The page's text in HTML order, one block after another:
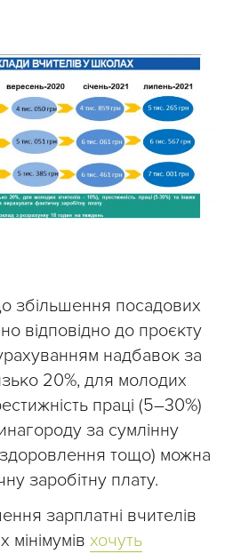
посадових
відповідно до проєкту
надбавок за
20%, для молодих
праці (5–30%)
за сумлінну
тощо) можна
заробітну плату.
зарплатні вчителів
хочуть